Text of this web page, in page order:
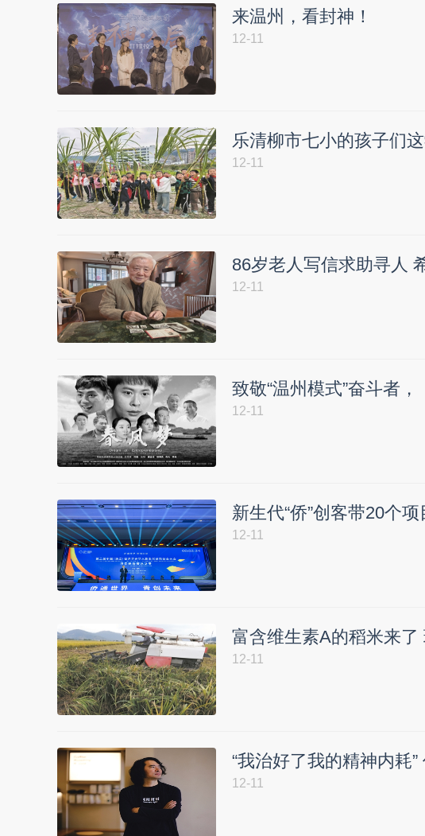
来温州，看封神！
12-11
乐清柳市七小的孩子们
12-11
86岁老人写信求助寻人
12-11
致敬“温州模式”奋斗者
12-11
新生代“侨”创客带20个
12-11
富含维生素A的稻米来
12-11
“我治好了我的精神内耗
12-11